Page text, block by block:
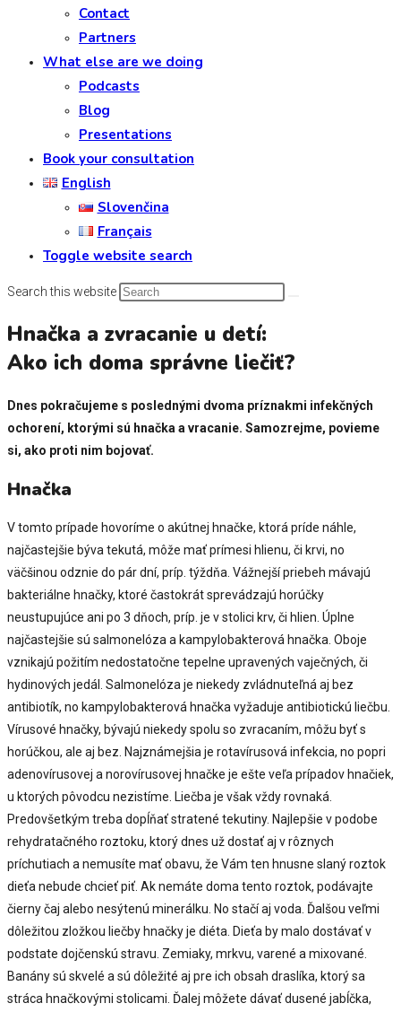
Contact
Partners
What else are we doing
Podcasts
Blog
Presentations
Book your consultation
English
Slovenčina
Français
Toggle website search
Search this website
Hnačka a zvracanie u detí:
Ako ich doma správne liečiť?
Dnes pokračujeme s poslednými dvoma príznakmi infekčných
ochorení, ktorými sú hnačka a vracanie. Samozrejme, povieme
si, ako proti nim bojovať.
Hnačka
V tomto prípade hovoríme o akútnej hnačke, ktorá príde náhle,
najčastejšie býva tekutá, môže mať prímesi hlienu, či krvi, no
väčšinou odznie do pár dní, príp. týždňa. Vážnejší priebeh mávajú
bakteriálne hnačky, ktoré častokrát sprevádzajú horúčky
neustupujúce ani po 3 dňoch, príp. je v stolici krv, či hlien. Úplne
najčastejšie sú salmonelóza a kampylobakterová hnačka. Oboje
vznikajú požitím nedostatočne tepelne upravených vaječných, či
hydinových jedál. Salmonelóza je niekedy zvládnuteľná aj bez
antibiotík, no kampylobakterová hnačka vyžaduje antibiotickú liečbu.
Vírusové hnačky, bývajú niekedy spolu so zvracaním, môžu byť s
horúčkou, ale aj bez. Najznámejšia je rotavírusová infekcia, no popri
adenovírusovej a norovírusovej hnačke je ešte veľa prípadov hnačiek,
u ktorých pôvodcu nezistíme. Liečba je však vždy rovnaká.
Predovšetkým treba dopĺňať stratené tekutiny. Najlepšie v podobe
rehydratačného roztoku, ktorý dnes už dostať aj v rôznych
príchutiach a nemusíte mať obavu, že Vám ten hnusne slaný roztok
dieťa nebude chcieť piť. Ak nemáte doma tento roztok, podávajte
čierny čaj alebo nesýtenú minerálku. No stačí aj voda. Ďalšou veľmi
dôležitou zložkou liečby hnačky je diéta. Dieťa by malo dostávať v
podstate dojčenskú stravu. Zemiaky, mrkvu, varené a mixované.
Banány sú skvelé a sú dôležité aj pre ich obsah draslíka, ktorý sa
stráca hnačkovými stolicami. Ďalej môžete dávať dusené jabĺčka,